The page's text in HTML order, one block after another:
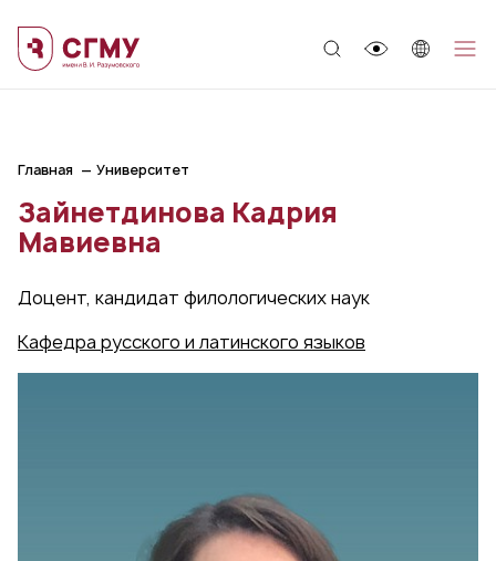
Главная Университет
Зайнетдинова Кадрия
Мавиевна
Доцент, кандидат филологических наук
Кафедра русского и латинского языков